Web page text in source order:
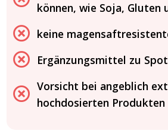
können, wie Soja, Gluten
keine
Ergänzungsmittel zu
Vorsicht bei angeblich
hochdosierten Produkten